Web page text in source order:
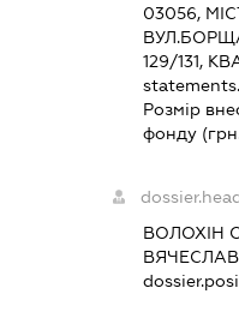
03056,
129/131,
Розмір
фонду
ВОЛОХІН